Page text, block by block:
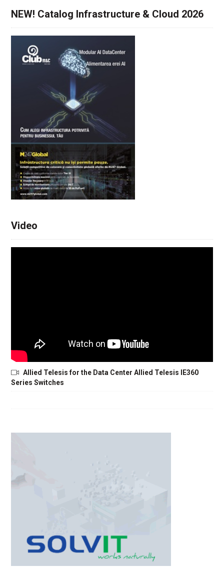
NEW! Catalog Infrastructure & Cloud 2026
Video
Allied Telesis for the Data Center Allied Telesis IE360
Series Switches